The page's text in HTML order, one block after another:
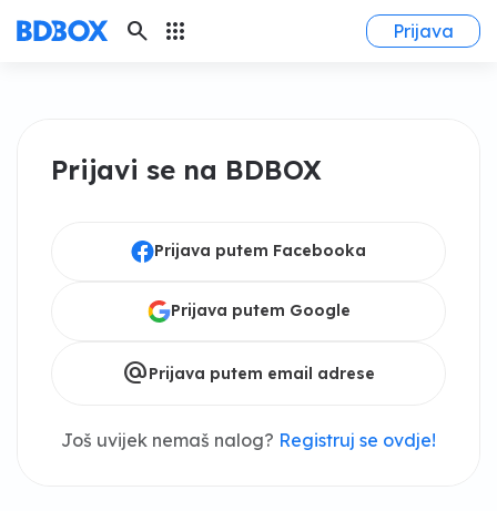
search apps Prijava
Prijavi se na BDBOX
Prijava putem Facebooka
Prijava putem Google
alternate_emailPrijava putem email adrese
Još uvijek nemaš nalog? Registruj se ovdje!